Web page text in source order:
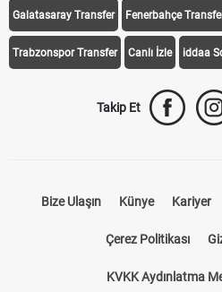
Galatasaray Transfer Fenerbahçe
Trabzonspor Transfer Canlı İzle iddaa
Takip Et
Bize Ulaşın Künye Kariyer
Çerez Politikası
KVKK Aydınlatma